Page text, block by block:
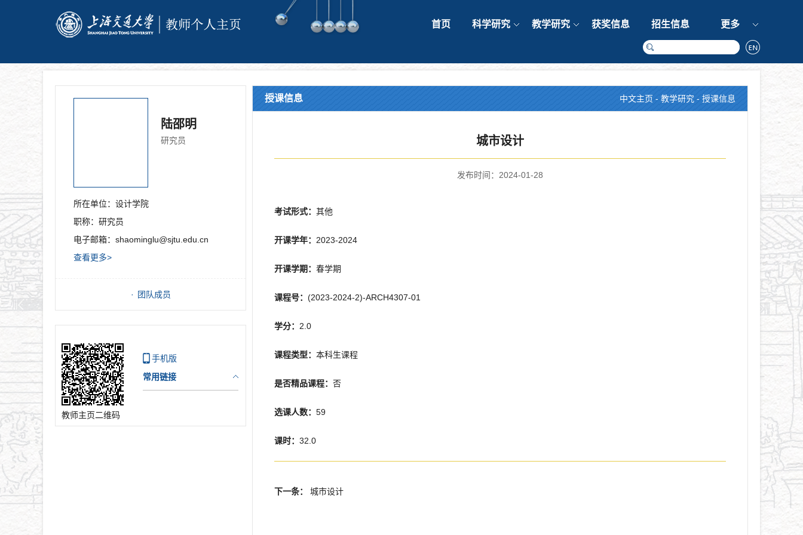
首页 科学研究 教学研究 获奖信息 招生信息 更多
陆邵明
研究员
所在单位： 设计学院
职称： 研究员
电子邮箱： shaominglu@sjtu.edu.cn
查看更多>
团队成员
教师主页二维码
手机版
常用链接
授课信息 中文主页 - 教学研究 - 授课信息
城市设计
发布时间：2024-01-28
考试形式： 其他
开课学年： 2023-2024
开课学期： 春学期
课程号： (2023-2024-2)-ARCH4307-01
学分： 2.0
课程类型： 本科生课程
是否精品课程： 否
选课人数： 59
课时： 32.0
下一条： 城市设计